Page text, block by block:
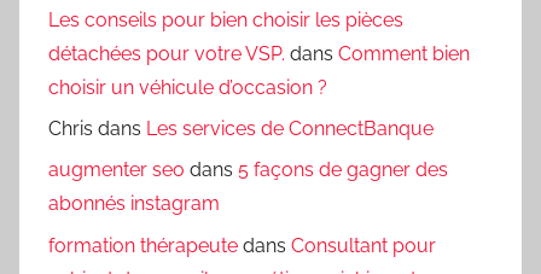
Les conseils pour bien choisir les pièces
détachées pour votre VSP. dans Comment bien
choisir un véhicule d’occasion ?
Chris dans Les services de ConnectBanque
augmenter seo dans 5 façons de gagner des
abonnés instagram
formation thérapeute dans Consultant pour